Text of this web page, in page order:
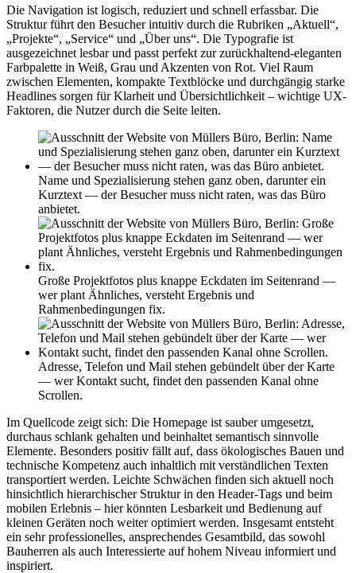
Die Navigation ist logisch, reduziert und schnell erfassbar. Die
Struktur führt den Besucher intuitiv durch die Rubriken „Aktuell“,
„Projekte“, „Service“ und „Über uns“. Die Typografie ist
ausgezeichnet lesbar und passt perfekt zur zurückhaltend-eleganten
Farbpalette in Weiß, Grau und Akzenten von Rot. Viel Raum
zwischen Elementen, kompakte Textblöcke und durchgängig starke
Headlines sorgen für Klarheit und Übersichtlichkeit – wichtige UX-
Faktoren, die Nutzer durch die Seite leiten.
Name und Spezialisierung stehen ganz oben, darunter ein
Kurztext — der Besucher muss nicht raten, was das Büro
anbietet.
Große Projektfotos plus knappe Eckdaten im Seitenrand —
wer plant Ähnliches, versteht Ergebnis und
Rahmenbedingungen fix.
Adresse, Telefon und Mail stehen gebündelt über der Karte
— wer Kontakt sucht, findet den passenden Kanal ohne
Scrollen.
Im Quellcode zeigt sich: Die Homepage ist sauber umgesetzt,
durchaus schlank gehalten und beinhaltet semantisch sinnvolle
Elemente. Besonders positiv fällt auf, dass ökologisches Bauen und
technische Kompetenz auch inhaltlich mit verständlichen Texten
transportiert werden. Leichte Schwächen finden sich aktuell noch
hinsichtlich hierarchischer Struktur in den Header-Tags und beim
mobilen Erlebnis – hier könnten Lesbarkeit und Bedienung auf
kleinen Geräten noch weiter optimiert werden. Insgesamt entsteht
ein sehr professionelles, ansprechendes Gesamtbild, das sowohl
Bauherren als auch Interessierte auf hohem Niveau informiert und
inspiriert.